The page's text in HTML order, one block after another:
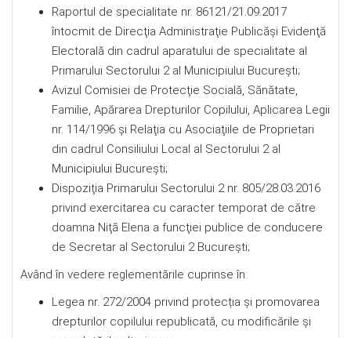
Raportul de specialitate nr. 86121/21.09.2017
întocmit de Direcţia Administraţie Publicăşi Evidenţă
Electorală din cadrul aparatului de specialitate al
Primarului Sectorului 2 al Municipiului Bucureşti;
Avizul Comisiei de Protecţie Socială, Sănătate,
Familie, Apărarea Drepturilor Copilului, Aplicarea Legii
nr. 114/1996 şi Relaţia cu Asociaţiile de Proprietari
din cadrul Consiliului Local al Sectorului 2 al
Municipiului Bucureşti;
Dispoziţia Primarului Sectorului 2 nr. 805/28.03.2016
privind exercitarea cu caracter temporat de către
doamna Niţă Elena a funcţiei publice de conducere
de Secretar al Sectorului 2 Bucureşti;
Având în vedere reglementările cuprinse în:
Legea nr. 272/2004 privind protecția şi promovarea
drepturilor copilului republicată, cu modificările şi